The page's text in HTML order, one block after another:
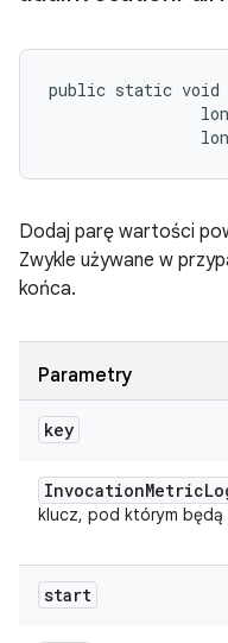
public static void
Dodaj parę wartości
Zwykle używane w
końca.
Parametry
key
InvocationMetric
klucz, pod którym będą
start